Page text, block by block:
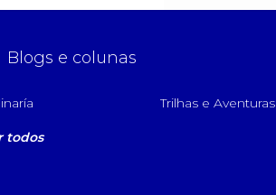
Blogs e colunas
Trilhas e Aventuras
todos